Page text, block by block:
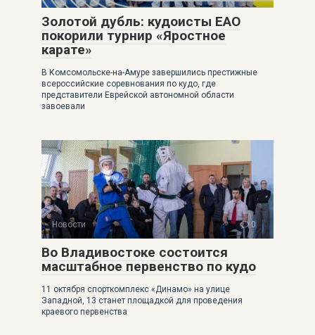
Золотой дубль: кудоисты ЕАО
покорили турнир «Яростное
карате»
В Комсомольске-на-Амуре завершились престижные
всероссийские соревнования по кудо, где
представители Еврейской автономной области
завоевали
Новости 0
Во Владивостоке состоится
масштабное первенство по кудо
11 октября спорткомплекс «Динамо» на улице
Западной, 13 станет площадкой для проведения
краевого первенства